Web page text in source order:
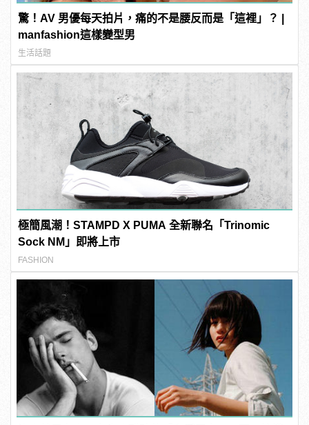
驚！AV 男優每天拍片，痛的不是腰反而是「這裡」？ |
manfashion這樣變型男
生活話題
極簡風潮！STAMPD X PUMA 全新聯名「Trinomic
Sock NM」即將上市
FASHION